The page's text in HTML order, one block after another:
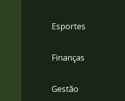
Esportes
Finanças
Gestão